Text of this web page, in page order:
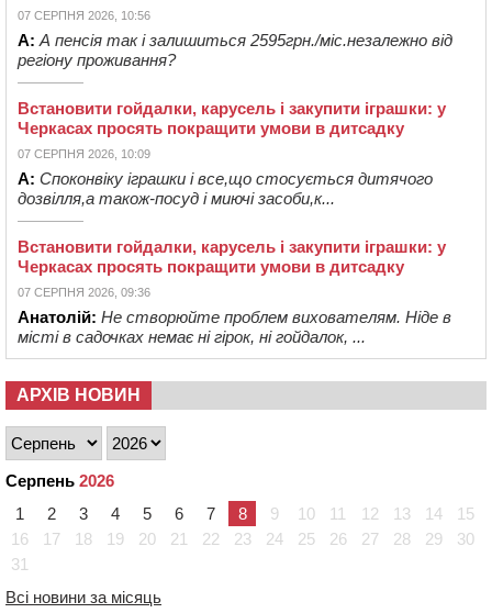
07 СЕРПНЯ 2026, 10:56
А: А пенсія так і залишиться 2595грн./міс.незалежно від
регіону проживання?
Встановити гойдалки, карусель і закупити іграшки: у
Черкасах просять покращити умови в дитсадку
07 СЕРПНЯ 2026, 10:09
А: Споконвіку іграшки і все,що стосується дитячого
дозвілля,а також-посуд і миючі засоби,к...
Встановити гойдалки, карусель і закупити іграшки: у
Черкасах просять покращити умови в дитсадку
07 СЕРПНЯ 2026, 09:36
Анатолій: Не створюйте проблем вихователям. Ніде в
місті в садочках немає ні гірок, ні гойдалок, ...
АРХІВ НОВИН
Серпень 2026
1
2 3 4 5 6 7 8 9 10 11 12 13 14
15
16
17 18 19 20 21 22 23 24 25 26 27 28 29
30
31
Всі новини за місяць